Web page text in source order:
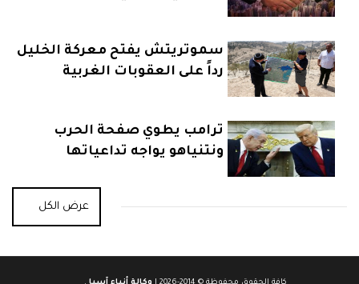
سموتريتش يفتح معركة الخليل
رداً على العقوبات الغربية
ترامب يطوي صفحة الحرب
ونتنياهو يواجه تداعياتها
عرض الكل